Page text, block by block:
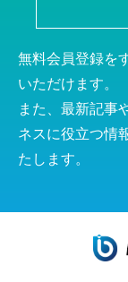
無料会員登録を
いただけます。
また、最新記事
ネスに役立つ情
たします。